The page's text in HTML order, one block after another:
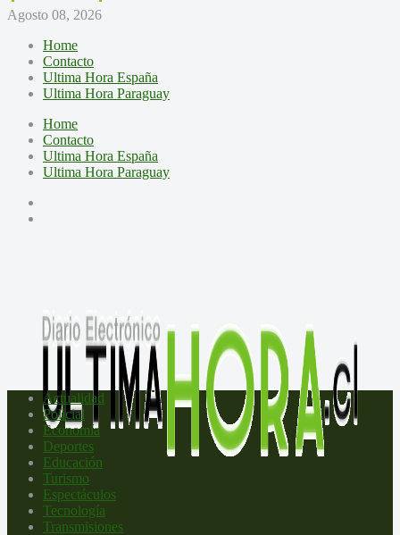
Agosto 08, 2026
Home
Contacto
Ultima Hora España
Ultima Hora Paraguay
Home
Contacto
Ultima Hora España
Ultima Hora Paraguay
Actualidad
Policial
Economía
Deportes
Educación
Turismo
Espectáculos
Tecnología
Transmisiones